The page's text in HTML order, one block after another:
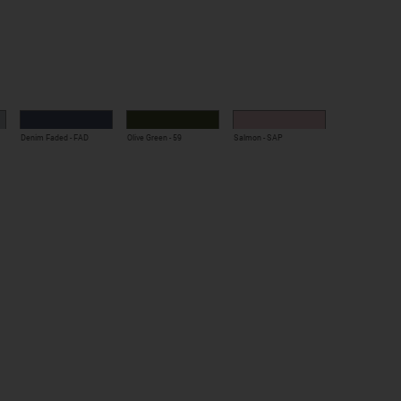
Denim Faded - FAD Olive Green - 59 Salmon - SAP